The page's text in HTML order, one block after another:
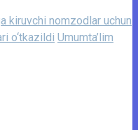
kiruvchi nomzodlar uchun
o‘tkazildi Umumta’lim